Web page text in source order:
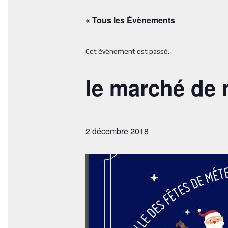
« Tous les Évènements
Cet évènement est passé.
le marché de
2 décembre 2018